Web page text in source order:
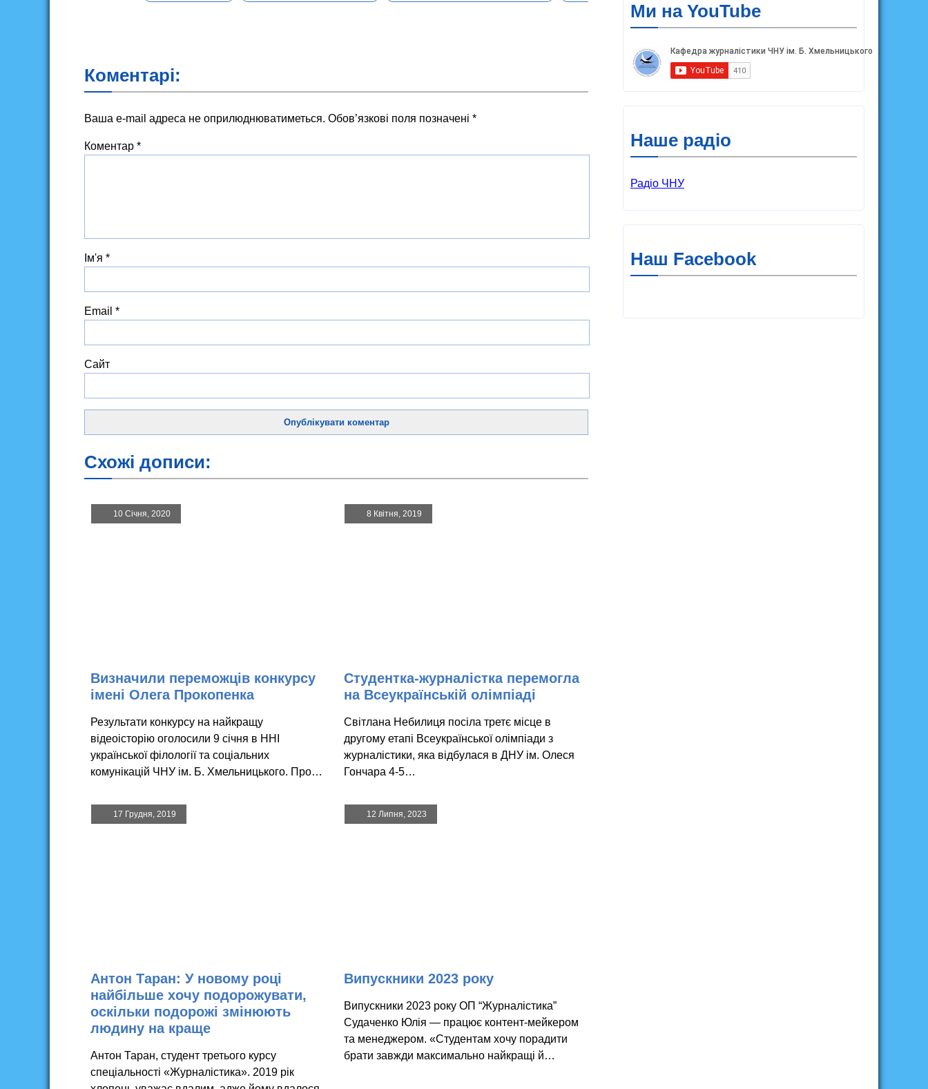
Коментарі:
Ваша e-mail адреса не оприлюднюватиметься. Обов’язкові поля позначені *
Коментар *
Ім'я *
Email *
Сайт
Схожі дописи:
10 Січня, 2020
Визначили переможців конкурсу
імені Олега Прокопенка
Результати конкурсу на найкращу
відеоісторію оголосили 9 січня в ННІ
української філології та соціальних
комунікацій ЧНУ ім. Б. Хмельницького. Про…
8 Квітня, 2019
Студентка-журналістка перемогла
на Всеукраїнській олімпіаді
Світлана Небилиця посіла третє місце в
другому етапі Всеукраїнської олімпіади з
журналістики, яка відбулася в ДНУ ім. Олеся
Гончара 4-5…
17 Грудня, 2019
Антон Таран: У новому році
найбільше хочу подорожувати,
оскільки подорожі змінюють
людину на краще
Антон Таран, студент третього курсу
спеціальності «Журналістика». 2019 рік
12 Липня, 2023
Випускники 2023 року
Випускники 2023 року ОП “Журналістика”
Судаченко Юлія — працює контент-мейкером
та менеджером. «Студентам хочу порадити
брати завжди максимально найкращі й…
Ми на YouTube
Наше радіо
Радіо ЧНУ
Наш Facebook